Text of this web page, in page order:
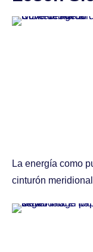
La energía como
cinturón